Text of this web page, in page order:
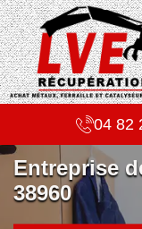
04 82
Entreprise
38960